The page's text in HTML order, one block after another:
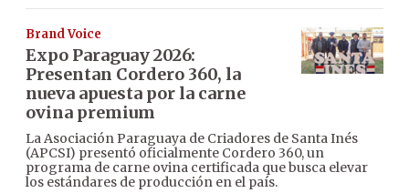
Brand Voice
Expo Paraguay 2026:
Presentan Cordero 360, la
nueva apuesta por la carne
ovina premium
La Asociación Paraguaya de Criadores de Santa Inés
(APCSI) presentó oficialmente Cordero 360, un
programa de carne ovina certificada que busca elevar
los estándares de producción en el país.